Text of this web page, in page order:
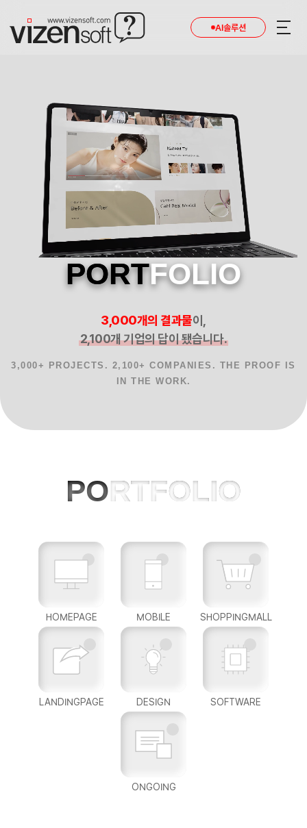
AI솔루션
PORTFOLIO
3,000개의 결과물이,
2,100개 기업의 답이 됐습니다.
3,000+ PROJECTS. 2,100+ COMPANIES. THE PROOF IS
IN THE WORK.
PORTFOLIO
HOMEPAGE MOBILE SHOPPINGMALL
LANDINGPAGE DESIGN SOFTWARE
ONGOING